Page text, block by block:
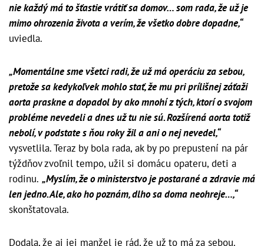
nie každý má to šťastie vrátiť sa domov… som rada, že už je
mimo ohrozenia života a verím, že všetko dobre dopadne,“
uviedla.
„Momentálne sme všetci radi, že už má operáciu za sebou,
pretože sa kedykoľvek mohlo stať, že mu pri prílišnej záťaži
aorta praskne a dopadol by ako mnohí z tých, ktorí o svojom
probléme nevedeli a dnes už tu nie sú. Rozšírená aorta totiž
nebolí, v podstate s ňou roky žil a ani o nej nevedel,“
vysvetlila. Teraz by bola rada, ak by po prepustení na pár
týždňov zvoľnil tempo, užil si domácu opateru, deti a
rodinu. „Myslím, že o ministerstvo je postarané a zdravie má
len jedno. Ale, ako ho poznám, dlho sa doma neohreje…,“
skonštatovala.
Dodala, že aj jej manžel je rád, že už to má za sebou.